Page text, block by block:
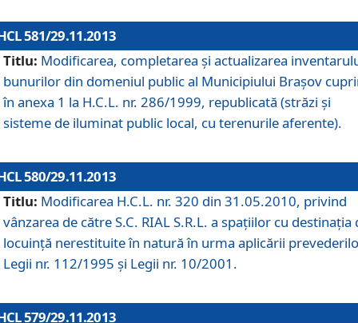
581/29.11.2013
Titlu: Modificarea, completarea şi actualizarea
bunurilor din domeniul public al Municipiului Braşov
în anexa 1 la H.C.L. nr. 286/1999, republicată (străzi şi
sisteme de iluminat public local, cu terenurile aferente).
580/29.11.2013
Titlu: Modificarea H.C.L. nr. 320 din 31.05.2010, privind
vânzarea de către S.C. RIAL S.R.L. a spaţiilor cu destinaţia
locuinţă nerestituite în natură în urma aplicării
Legii nr. 112/1995 şi Legii nr. 10/2001.
579/29.11.2013